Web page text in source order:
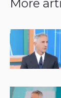
More